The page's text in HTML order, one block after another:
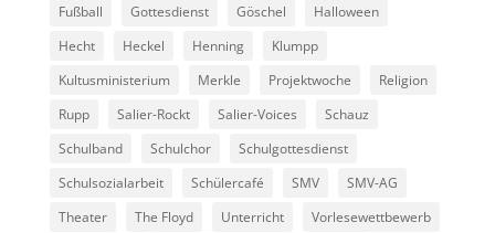
Fußball
Gottesdienst Göschel
Halloween
Hecht
Heckel Henning
Klumpp
Kultusministerium
Merkle Projektwoche
Religion
Rupp
Salier-Rockt Salier-Voices
Schauz
Schulband
Schulchor
Schulgottesdienst
Schulsozialarbeit
Schülercafé SMV
SMV-AG
Theater
The Floyd Unterricht
Vorlesewettbewerb